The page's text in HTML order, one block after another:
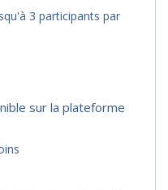
3 participants par
sur la plateforme